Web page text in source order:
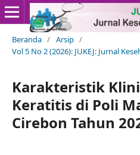
Beranda / Arsip /
Vol 5 No 2 (2026): JUKEJ: Jurnal
Karakteristik
Keratitis di Poli
Cirebon Tahun